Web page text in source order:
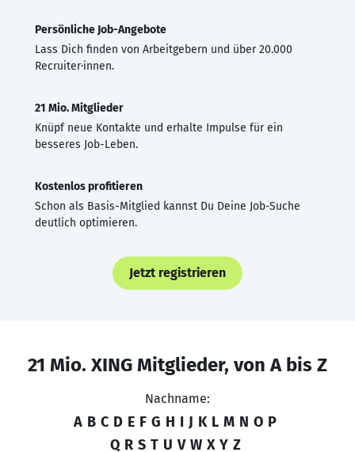
Persönliche Job-Angebote
Lass Dich finden von Arbeitgebern und über 20.000
Recruiter·innen.
21 Mio. Mitglieder
Knüpf neue Kontakte und erhalte Impulse für ein
besseres Job-Leben.
Kostenlos profitieren
Schon als Basis-Mitglied kannst Du Deine Job-Suche
deutlich optimieren.
Jetzt registrieren
21 Mio. XING Mitglieder, von A bis Z
Nachname:
A B C D E F G H I J K L M N O P
Q R S T U V W X Y Z